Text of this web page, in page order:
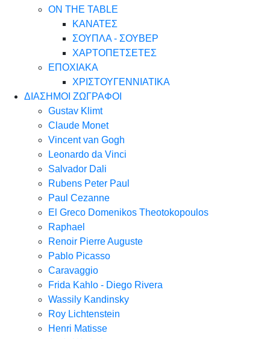
ON THE TABLE
ΚΑΝΑΤΕΣ
ΣΟΥΠΛΑ - ΣΟΥΒΕΡ
ΧΑΡΤΟΠΕΤΣΕΤΕΣ
ΕΠΟΧΙΑΚΑ
ΧΡΙΣΤΟΥΓΕΝΝΙΑΤΙΚΑ
ΔΙΑΣΗΜΟΙ ΖΩΓΡΑΦΟΙ
Gustav Klimt
Claude Monet
Vincent van Gogh
Leonardo da Vinci
Salvador Dali
Rubens Peter Paul
Paul Cezanne
El Greco Domenikos Theotokopoulos
Raphael
Renoir Pierre Auguste
Pablo Picasso
Caravaggio
Frida Kahlo - Diego Rivera
Wassily Kandinsky
Roy Lichtenstein
Henri Matisse